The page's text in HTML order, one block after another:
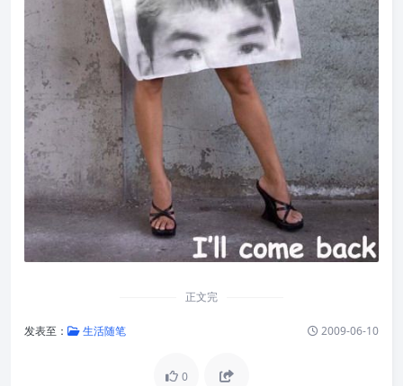
正文完
发表至： 生活随笔 2009-06-10
0